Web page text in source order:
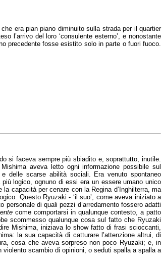
era pian piano diminuito sulla strada per il quartier
l’arrivo del loro ‘consulente esterno’, e nonostante
precedente fosse esistito solo in parte o fuori fuoco.
si faceva sempre più sbiadito e, soprattutto, inutile.
. Mishima aveva letto ogni informazione possibile sul
delle scarse abilità sociali. Era venuto spontaneo
logico, ognuno di essi era un essere umano unico
capacità per cenare con la Regina d’Inghilterra, ma
Questo Ryuzaki - ‘il suo’, come aveva iniziato a
di quali pezzi d’arredamento fossero adatti
come comportarsi in qualunque contesto, a patto
scommesso qualunque cosa sul fatto che Ryuzaki
Mishima, iniziava lo show fatto di frasi scioccanti,
la sua capacità di catturare l’attenzione altrui, di
cosa che aveva sorpreso non poco Ryuzaki; e, in
scambio di opinioni, o seduti spalla a spalla a